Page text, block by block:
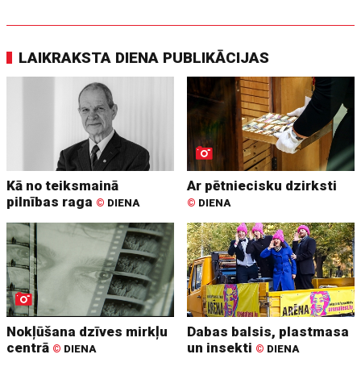
LAIKRAKSTA DIENA PUBLIKĀCIJAS
Kā no teiksmainā
pilnības raga © DIENA
Ar pētniecisku dzirksti
© DIENA
Nokļūšana dzīves mirkļu
centrā © DIENA
Dabas balsis, plastmasa
un insekti © DIENA